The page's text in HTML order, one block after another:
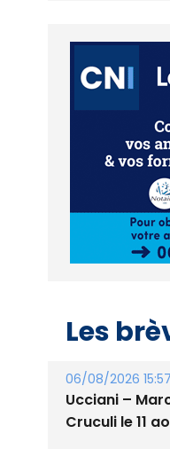
Les
06/08/2026 15:57
Ucciani –
Cruculi le 11